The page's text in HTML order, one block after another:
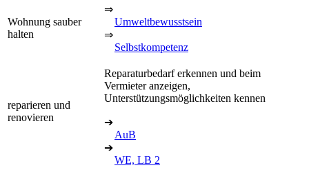
Wohnung sauber
halten
⇒
Umweltbewusstsein
⇒
Selbstkompetenz
reparieren und
renovieren
Reparaturbedarf erkennen und beim
Vermieter anzeigen,
Unterstützungsmöglichkeiten kennen
➔
AuB
➔
WE, LB 2